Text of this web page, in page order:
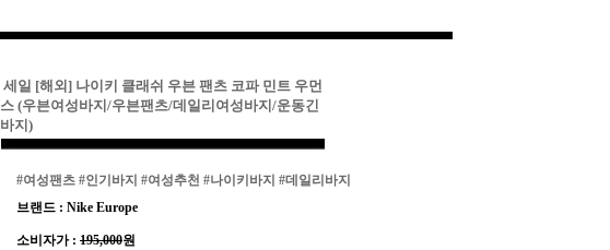
세일 [해외] 나이키 클래쉬 우븐 팬츠 코파 민트 우먼
스 (우븐여성바지/우븐팬츠/데일리여성바지/운동긴
바지)
#여성팬츠 #인기바지 #여성추천 #나이키바지 #데일리바지
브랜드 : Nike Europe
소비자가 : 195,000원